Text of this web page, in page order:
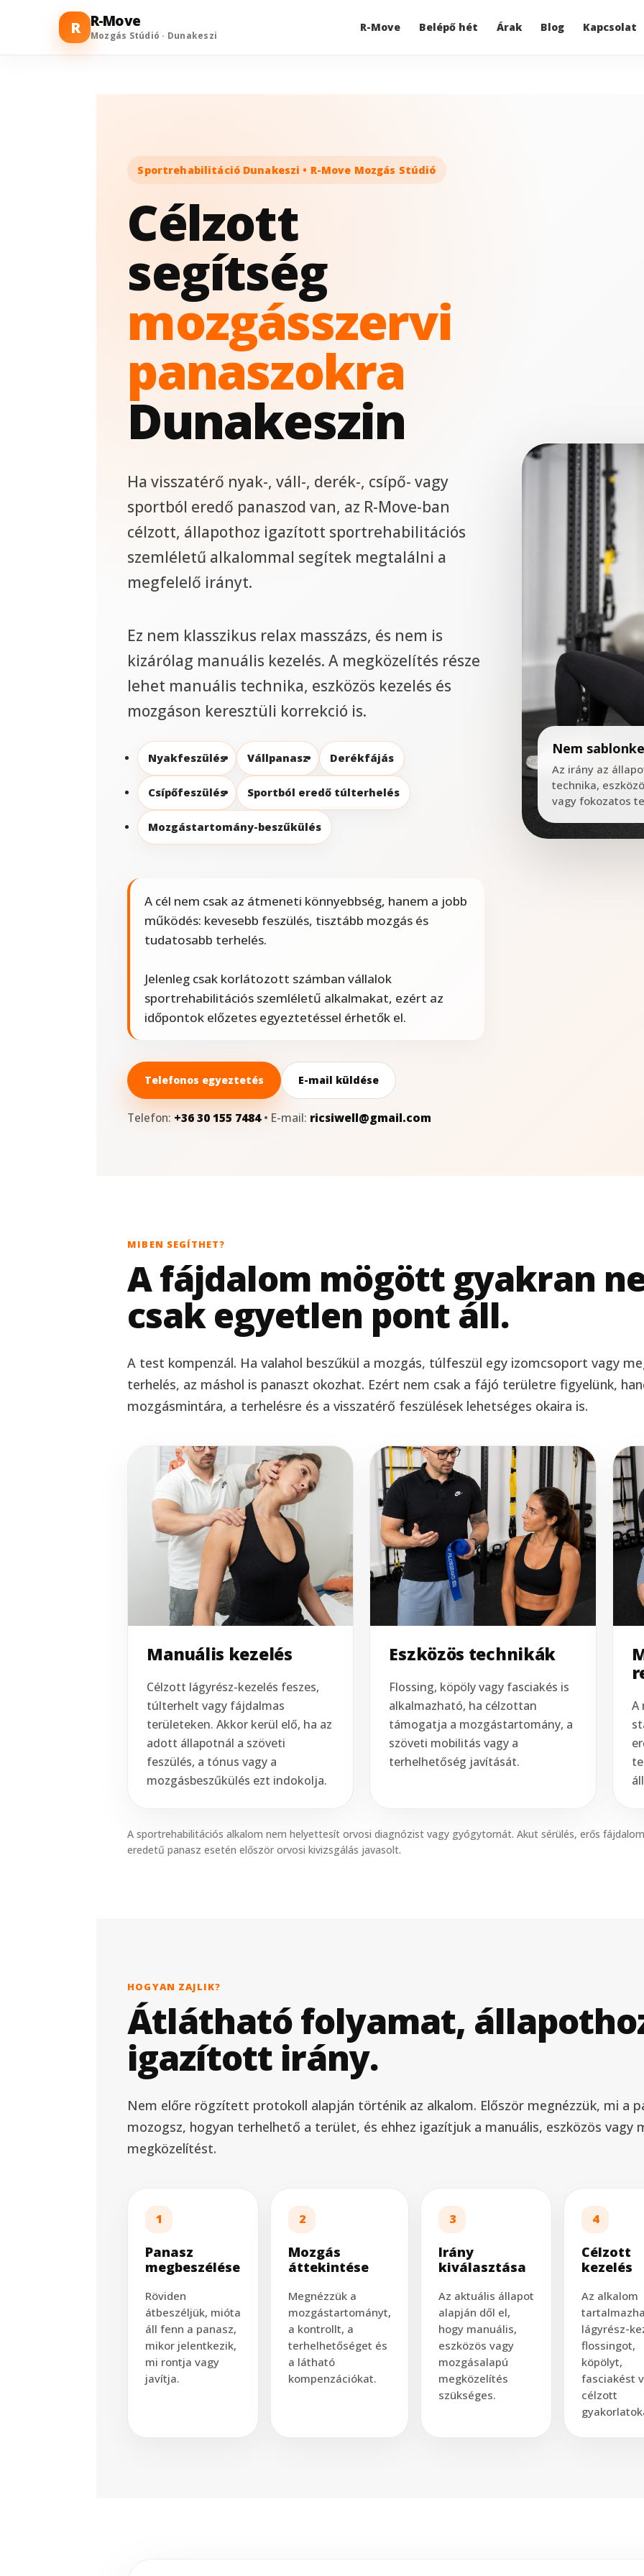
R R-Move
Mozgás Stúdió · Dunakeszi
R-Move Belépő hét Árak Blog Kapcsolat
Sportrehabilitáció Dunakeszi • R-Move Mozgás Stúdió
Célzott
segítség
mozgásszervi
panaszokra
Dunakeszin
Ha visszatérő nyak-, váll-, derék-, csípő- vagy
sportból eredő panaszod van, az R-Move-ban
célzott, állapothoz igazított sportrehabilitációs
szemléletű alkalommal segítek megtalálni a
megfelelő irányt.
Ez nem klasszikus relax masszázs, és nem is
kizárólag manuális kezelés. A megközelítés része
lehet manuális technika, eszközös kezelés és
mozgáson keresztüli korrekció is.
Nyakfeszülés Vállpanasz Derékfájás
Csípőfeszülés Sportból eredő túlterhelés
Mozgástartomány-beszűkülés
A cél nem csak az átmeneti könnyebbség, hanem a jobb
működés: kevesebb feszülés, tisztább mozgás és
tudatosabb terhelés.
Jelenleg csak korlátozott számban vállalok
sportrehabilitációs szemléletű alkalmakat, ezért az
időpontok előzetes egyeztetéssel érhetők el.
Telefonos egyeztetés E-mail küldése
Telefon: +36 30 155 7484• E-mail: ricsiwell@gmail.com
Nem
Az irány az
technika,
vagy fokozatos
MIBEN SEGÍTHET?
A fájdalom mögött gyakran
csak egyetlen pont áll.
A test kompenzál. Ha valahol beszűkül a mozgás, túlfeszül egy izomcsoport vagy
terhelés, az máshol is panaszt okozhat. Ezért nem csak a fájó területre figyelünk,
mozgásmintára, a terhelésre és a visszatérő feszülések lehetséges okaira is.
Manuális kezelés
Célzott lágyrész-kezelés feszes,
túlterhelt vagy fájdalmas
területeken. Akkor kerül elő, ha az
adott állapotnál a szöveti
feszülés, a tónus vagy a
mozgásbeszűkülés ezt indokolja.
Eszközös technikák
Flossing, köpöly vagy fasciakés is
alkalmazható, ha célzottan
támogatja a mozgástartomány, a
szöveti mobilitás vagy a
terhelhetőség javítását.
A
A sportrehabilitációs alkalom nem helyettesít orvosi diagnózist vagy gyógytornát. Akut sérülés, erős
eredetű panasz esetén először orvosi kivizsgálás javasolt.
HOGYAN ZAJLIK?
Átlátható folyamat,
igazított irány.
Nem előre rögzített protokoll alapján történik az alkalom. Először megnézzük, mi a
mozogsz, hogyan terhelhető a terület, és ehhez igazítjuk a manuális, eszközös vagy
megközelítést.
1
Panasz
megbeszélése
Röviden
átbeszéljük, mióta
áll fenn a panasz,
mikor jelentkezik,
mi rontja vagy
javítja.
2
Mozgás
áttekintése
Megnézzük a
mozgástartományt,
a kontrollt, a
terhelhetőséget és
a látható
kompenzációkat.
3
Irány
kiválasztása
Az aktuális állapot
alapján dől el,
hogy manuális,
eszközös vagy
mozgásalapú
megközelítés
szükséges.
4
Célzott
kezelés
Az alkalom
lágyrész-
flossingot,
köpölyt,
fasciakést
célzott